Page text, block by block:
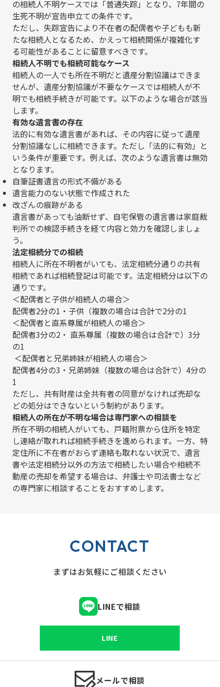
の相続人不明ケースでは「普通失踪」となり、7年間の
生死不明が宣告申立ての条件です。
ただし、失踪宣告により不在者の配偶者や子どもも新
たな相続人となるため、かえって相続関係が複雑化す
る可能性があることに留意すべきです。
相続人不明でも相続可能なケース
相続人の一人でも所在不明だと遺産分割協議はできま
せんが、遺産分割協議が不要なケースでは相続人が不
明でも相続手続きが可能です。以下のような場合が該当
します。
有効な遺言書の存在
法的に有効な遺言書があれば、その内容に従って遺産
分割協議なしに相続できます。ただし「法的に有効」と
いう条件が重要です。例えば、次のような遺言書は無効
となります。
自筆証書遺言の形式不備がある
遺言能力のない状態で作成された
改ざんの痕跡がある
遺言書があっても油断せず、自宅保管の遺言書は家庭裁
判所での検認手続きを経て内容と効力を確認しましょ
う。
法定相続分での相続
相続人に所在不明者がいても、法定相続分通りの共有
相続であれば相続登記は可能です。法定相続分は以下の
通りです。
＜配偶者と子供が相続人の場合＞
配偶者2分の1・子供（複数の場合は合計で2分の1
＜配偶者と直系尊属が相続人の場合＞
配偶者3分の2・ 直系尊属（複数の場合は合計で）3分
の1
＜配偶者と兄弟姉妹が相続人の場合＞
配偶者4分の3・兄弟姉妹（複数の場合は合計で）4分の
1
ただし、共有財産は全共有者の同意がなければ売却な
どの処分はできないという制約があります。
相続人の所在が不明な場合は専門家への相談を
所在不明の相続人がいても、戸籍附票から住所を特定
し連絡が取れれば相続手続きを進められます。一方、特
定住所に不在者がおらず連絡も取れない状況で、遺言
書や法定相続分以外の方法で相続したい場合や相続不
動産の売却を希望する場合は、弁護士や司法書士など
の専門家に相談することをおすすめします。
CONTACT
まずはお気軽にご相談ください
LINEで相談
LINE
メールで相談